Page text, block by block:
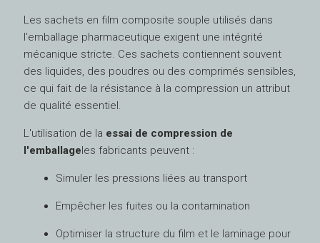
Les sachets en film composite souple utilisés dans
l'emballage pharmaceutique exigent une intégrité
mécanique stricte. Ces sachets contiennent souvent
des liquides, des poudres ou des comprimés sensibles,
ce qui fait de la résistance à la compression un attribut
de qualité essentiel.
L'utilisation de la essai de compression de
l'emballageles fabricants peuvent :
Simuler les pressions liées au transport
Empêcher les fuites ou la contamination
Optimiser la structure du film et le laminage pour